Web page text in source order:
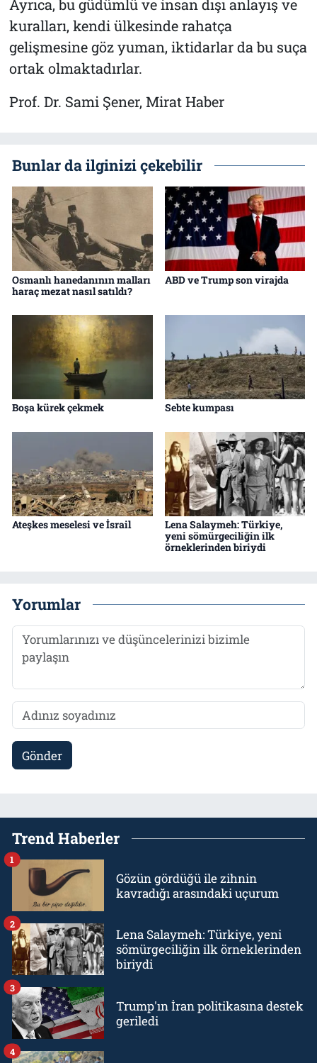
Ayrıca, bu güdümlü ve insan dışı anlayış ve
kuralları, kendi ülkesinde rahatça
gelişmesine göz yuman, iktidarlar da bu suça
ortak olmaktadırlar.
Prof. Dr. Sami Şener, Mirat Haber
Bunlar da ilginizi çekebilir
Osmanlı hanedanının malları
haraç mezat nasıl satıldı?
ABD ve Trump son virajda
Boşa kürek çekmek Sebte kumpası
Ateşkes meselesi ve İsrail
Lena Salaymeh: Türkiye,
yeni sömürgeciliğin ilk
örneklerinden biriydi
Yorumlar
Gönder
Trend Haberler
Gözün gördüğü ile zihnin
kavradığı arasındaki uçurum
1
Lena Salaymeh: Türkiye, yeni
sömürgeciliğin ilk örneklerinden
biriydi
2
Trump'ın İran politikasına destek
geriledi
3
4